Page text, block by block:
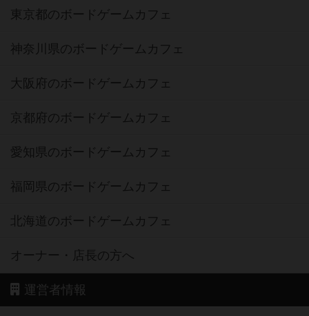
東京都のボードゲームカフェ
神奈川県のボードゲームカフェ
大阪府のボードゲームカフェ
京都府のボードゲームカフェ
愛知県のボードゲームカフェ
福岡県のボードゲームカフェ
北海道のボードゲームカフェ
オーナー・店長の方へ
運営者情報